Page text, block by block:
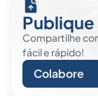
Compartilhe
fácil e rápido!
Colabore